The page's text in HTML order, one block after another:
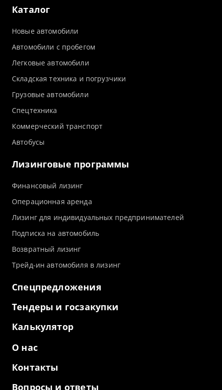
Каталог
Новые автомобили
Автомобили с пробегом
Легковые автомобили
Складская техника и погрузчики
Грузовые автомобили
Спецтехника
Коммерческий транспорт
Автобусы
Лизинговые программы
Финансовый лизинг
Операционная аренда
Лизинг для индивидуальных предпринимателей
Подписка на автомобиль
Возвратный лизинг
Трейд-ин автомобиля в лизинг
Спецпредложения
Тендеры и госзакупки
Калькулятор
О нас
Контакты
Вопросы и ответы